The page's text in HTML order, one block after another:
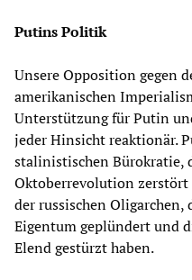
Putins Politik
Unsere Opposition gegen
amerikanischen
Unterstützung für Putin
jeder Hinsicht reaktionär.
stalinistischen Bürokratie,
Oktoberrevolution
der russischen Oligarchen,
Eigentum geplündert und
Elend gestürzt haben.